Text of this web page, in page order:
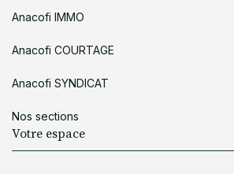
Anacofi IMMO
Anacofi COURTAGE
Anacofi SYNDICAT
Nos sections
Votre espace